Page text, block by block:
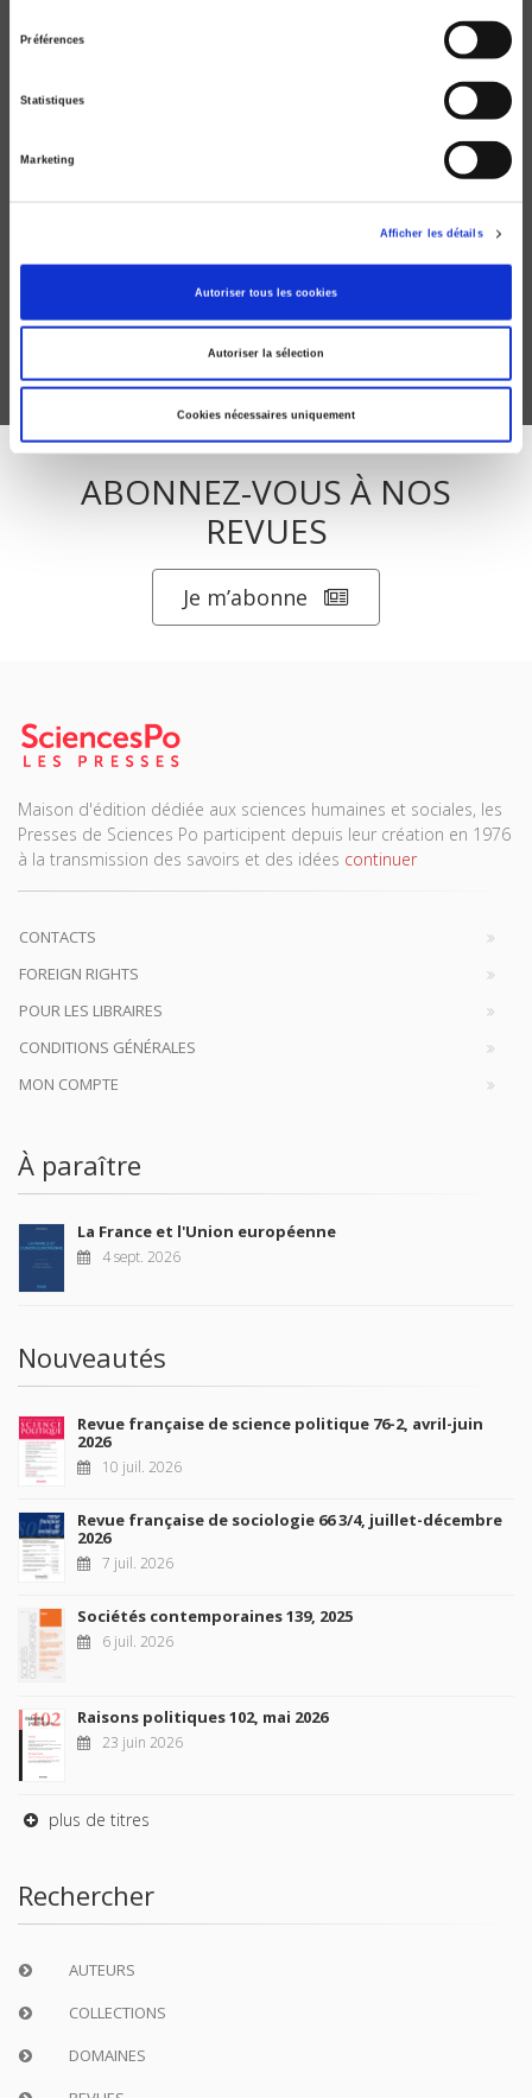
Préférences
Statistiques
Marketing
Afficher les détails
Autoriser tous les cookies
Autoriser la sélection
Cookies nécessaires uniquement
ABONNEZ-VOUS À NOS
REVUES
Je m’abonne
Maison d'édition dédiée aux sciences humaines et sociales, les
Presses de Sciences Po participent depuis leur création en 1976
à la transmission des savoirs et des idées continuer
CONTACTS
FOREIGN RIGHTS
POUR LES LIBRAIRES
CONDITIONS GÉNÉRALES
MON COMPTE
À paraître
La France et l'Union européenne
4 sept. 2026
Nouveautés
Revue française de science politique 76-2, avril-juin
2026
10 juil. 2026
Revue française de sociologie 66 3/4, juillet-décembre
2026
7 juil. 2026
Sociétés contemporaines 139, 2025
6 juil. 2026
Raisons politiques 102, mai 2026
23 juin 2026
plus de titres
Rechercher
AUTEURS
COLLECTIONS
DOMAINES